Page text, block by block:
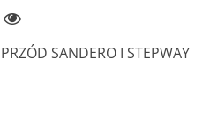
SANDERO I STEPWAY